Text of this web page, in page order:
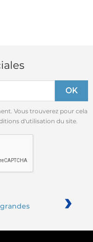
Vous trouverez pour cela
d'utilisation du site.
›